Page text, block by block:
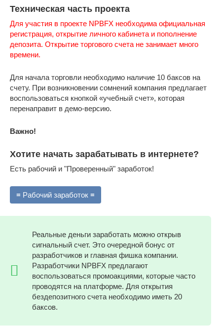
Техническая часть проекта
Для участия в проекте NPBFX необходима официальная
регистрация, открытие личного кабинета и пополнение
депозита. Открытие торгового счета не занимает много
времени.
Для начала торговли необходимо наличие 10 баксов на
счету. При возникновении сомнений компания предлагает
воспользоваться кнопкой «учебный счет», которая
перенаправит в демо-версию.
Важно!
Хотите начать зарабатывать в интернете?
Есть рабочий и "Проверенный" заработок!
≡ Рабочий заработок ≡
Реальные деньги заработать можно открыв
сигнальный счет. Это очередной бонус от
разработчиков и главная фишка компании.
Разработчики NPBFX предлагают
воспользоваться промоакциями, которые часто
проводятся на платформе. Для открытия
бездепозитного счета необходимо иметь 20
баксов.